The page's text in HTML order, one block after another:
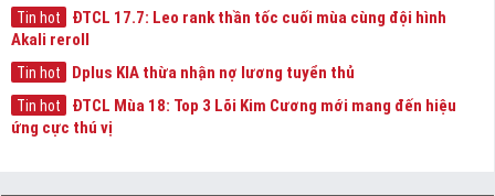
Tin hot
ĐTCL 17.7: Leo rank thần tốc cuối mùa cùng đội hình
Akali reroll
Tin hot Dplus KIA thừa nhận nợ lương tuyển thủ
Tin hot
ĐTCL Mùa 18: Top 3 Lõi Kim Cương mới mang đến hiệu
ứng cực thú vị